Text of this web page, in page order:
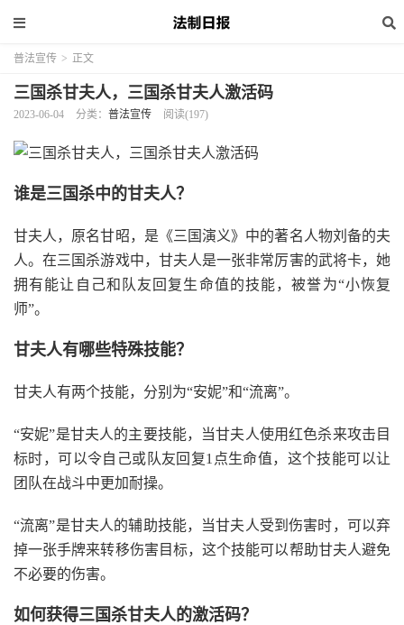
普法宣传 > 正文
三国杀甘夫人，三国杀甘夫人激活码
2023-06-04 分类： 普法宣传 阅读(197)
谁是三国杀中的甘夫人？
甘夫人，原名甘昭，是《三国演义》中的著名人物刘备的夫
人。在三国杀游戏中，甘夫人是一张非常厉害的武将卡，她
拥有能让自己和队友回复生命值的技能，被誉为“小恢复
师”。
甘夫人有哪些特殊技能？
甘夫人有两个技能，分别为“安妮”和“流离”。
“安妮”是甘夫人的主要技能，当甘夫人使用红色杀来攻击目
标时，可以令自己或队友回复1点生命值，这个技能可以让
团队在战斗中更加耐操。
“流离”是甘夫人的辅助技能，当甘夫人受到伤害时，可以弃
掉一张手牌来转移伤害目标，这个技能可以帮助甘夫人避免
不必要的伤害。
如何获得三国杀甘夫人的激活码？